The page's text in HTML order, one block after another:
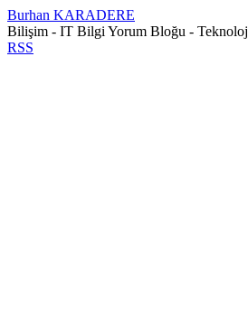
Burhan KARADERE
Bilişim - IT Bilgi Yorum Bloğu -
RSS